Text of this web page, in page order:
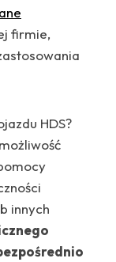
firmie,
HDS?
innych